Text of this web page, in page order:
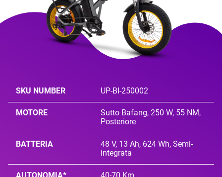
SKU NUMBER UP-BI-250002
MOTORE
Sutto Bafang, 250 W, 55 NM,
Posteriore
BATTERIA
48 V, 13 Ah, 624 Wh, Semi-
integrata
AUTONOMIA* 40-70 Km